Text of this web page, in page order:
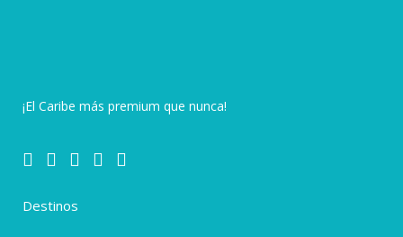
¡El Caribe más premium que nunca!
Destinos